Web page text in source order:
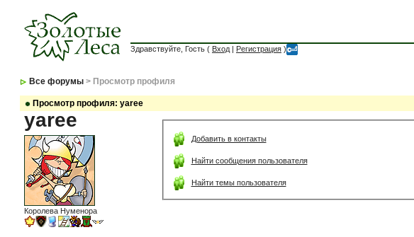
Здравствуйте, Гость ( Вход | Регистрация )
Все форумы > Просмотр профиля
Просмотр профиля: yaree
yaree
Королева Нуменора
Добавить в контакты
Найти сообщения пользователя
Найти темы пользователя